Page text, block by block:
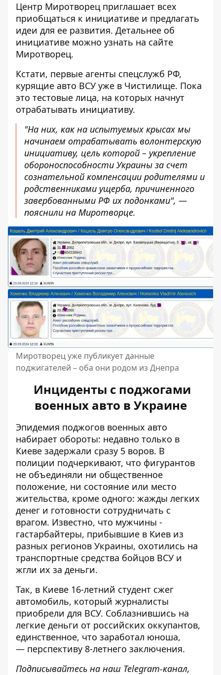
Центр Миротворец приглашает всех
приобщаться к инициативе и предлагать
идеи для ее развития. Детальнее об
инициативе можно узнать на сайте
Миротворец.
Кстати, первые агенты спецслужб РФ,
курящие авто ВСУ уже в Чистилище. Пока
это тестовые лица, на которых начнут
отрабатывать инициативу.
"На них, как на испытуемых крысах мы
начинаем отрабатывать волонтерскую
инициативу, цель которой – укрепление
обороноспособности Украины за счет
сознательной компенсации родителями и
родственниками ущерба, причиненного
завербованными РФ их подонками", —
пояснили на Миротворце.
Миротворец уже публикует данные
поджигателей – оба они родом из Днепра
Инциденты с поджогами
военных авто в Украине
Эпидемия поджогов военных авто
набирает обороты: недавно только в
Киеве задержали сразу 5 воров. В
полиции подчеркивают, что фигурантов
не объединяли ни общественное
положение, ни состояние или место
жительства, кроме одного: жажды легких
денег и готовности сотрудничать с
врагом. Известно, что мужчины -
гастарбайтеры, прибывшие в Киев из
разных регионов Украины, охотились на
транспортные средства бойцов ВСУ и
жгли их за деньги.
Так, в Киеве 16-летний студент сжег
автомобиль, который журналисты
приобрели для ВСУ. Соблазнившись на
легкие деньги от российских оккупантов,
единственное, что заработал юноша,
— перспективу 8-летнего заключения.
Подписывайтесь на наш Telegram-канал,